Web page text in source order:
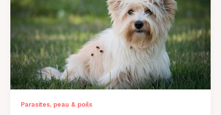
des
?
Guide
Complet
2026
Parasites, peau & poils